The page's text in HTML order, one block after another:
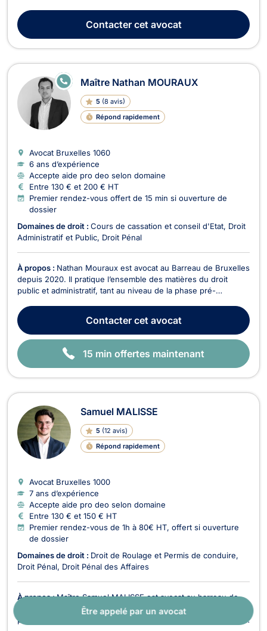
Être appelé par un avocat
étape de la procédure. Avocate à Bruxelles, Me Fiona
Kopowka exerce principalement en d...
Contactercet avocat
Maître Nathan MOURAUX
5 (8 avis)
Répond rapidement
E
N
G
E
Avocat Bruxelles 1060
6 ans d’expérience
Accepte aide pro deo selon domaine
Entre 130 € et 200 € HT
Premier rendez-vous offert de 15 min si ouverture de
dossier
Domaines de droit : Cours de cassation et conseil d'Etat Droit
Administratif et Public Droit Pénal
À propos : Nathan Mouraux est avocat au Barreau de Bruxelles
depuis 2020. Il pratique l’ensemble des matières du droit
public et administratif, tant au niveau de la phase pré-
les juridictions administratives, de l’ordre judiciaire (belges ou
européennes) ou encore devant la Cou...
Contactercet avocat
15 min offertes maintenant
Samuel MALISSE
5 (12 avis)
Répond rapidement
Avocat Bruxelles 1000
7 ans d’expérience
Accepte aide pro deo selon domaine
Entre 130 € et 150 € HT
Premier rendez-vous de 1h à 80€ HT, offert si ouverture
de dossier
Domaines de droit : Droit de Roulage et Permis de conduire
Droit Pénal Droit Pénal des Affaires
À propos :Maître Samuel MALISSE est avocat au barreau de
Bruxelles depuis 2019 et pratique quotidiennement le droit
pénal général (crimes, délits et contraventions), le droit pénal